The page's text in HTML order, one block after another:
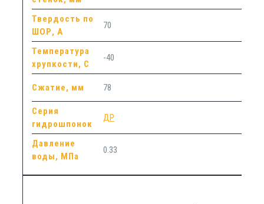
Твердость по
ШОР, А
70
Температура
хрупкости, С
-40
Сжатие, мм 78
Серия
гидрошпонок
ДР
Давление
воды, МПа
0.33